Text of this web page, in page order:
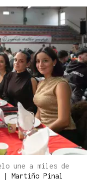
une a miles de
| Martiño Pinal